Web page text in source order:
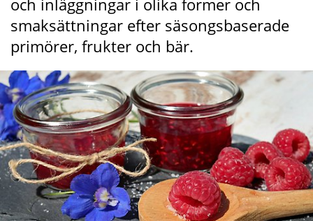
smaksättningar efter säsongsbaserade
primörer, frukter och bär.